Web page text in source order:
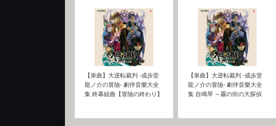
【単曲】大逆転裁判 -成歩堂
龍ノ介の冒險- 劇伴音樂大全
集 終幕組曲【冒險の終わり】
【単曲】大逆転裁判 -成歩堂
龍ノ介の冒險- 劇伴音樂大全
集 自鳴琴 ～霧の街の大探偵